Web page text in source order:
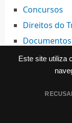
Este site utiliza
Concursos
Direitos do
Documentos
Educação
INSS e